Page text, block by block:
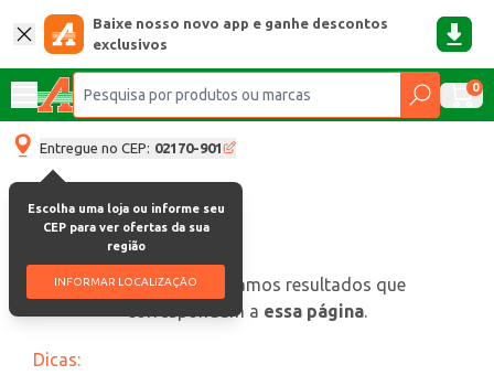
Baixe nosso novo app e ganhe descontos
exclusivos
0
Entregue no CEP: 02170-901
Escolha uma loja ou informe seu
CEP para ver ofertas da sua
região
INFORMAR LOCALIZAÇÃO
oops, não encontramos resultados que
correspondam a essa página.
Dicas: